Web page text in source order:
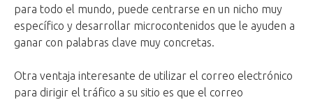
para todo el mundo, puede centrarse en un nicho muy
específico y desarrollar microcontenidos que le ayuden a
ganar con palabras clave muy concretas.
Otra ventaja interesante de utilizar el correo electrónico
para dirigir el tráfico a su sitio es que el correo